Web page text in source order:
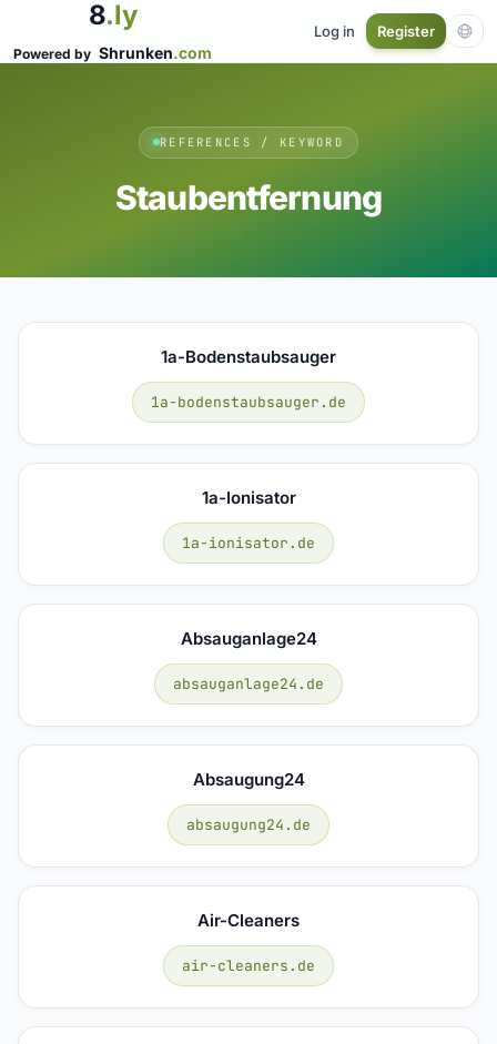
8.ly
Powered by Shrunken.com
Log in Register
REFERENCES / KEYWORD
Staubentfernung
1a-Bodenstaubsauger
1a-bodenstaubsauger.de
1a-Ionisator
1a-ionisator.de
Absauganlage24
absauganlage24.de
Absaugung24
absaugung24.de
Air-Cleaners
air-cleaners.de